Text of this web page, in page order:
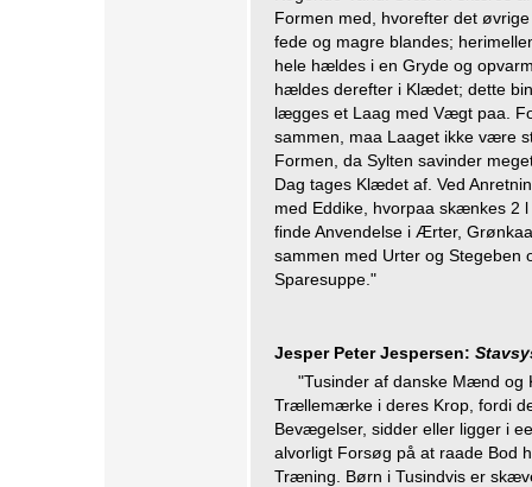
Formen med, hvorefter det
fede og magre blandes;
hele hældes i en Gryde og
hældes derefter i Klædet; dette
lægges et Laag med Vægt paa.
sammen, maa Laaget ikke være
Formen, da Sylten savinder
Dag tages Klædet af. Ved
med Eddike, hvorpaa skænkes 2
finde Anvendelse i Ærter,
sammen med Urter og Stegeben
Sparesuppe."
Jesper Peter Jespersen:
"Tusinder af danske Mænd og
Trællemærke i deres Krop, fordi
Bevægelser, sidder eller ligger i
alvorligt Forsøg på at raade Bod
Træning. Børn i Tusindvis er